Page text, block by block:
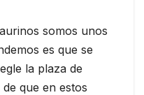
somos unos
es que se
la plaza de
que en estos